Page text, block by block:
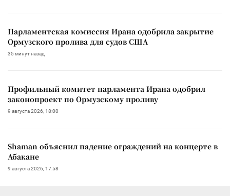
Парламентская комиссия Ирана одобрила закрытие
Ормузского пролива для судов США
35 минут назад
Профильный комитет парламента Ирана одобрил
законопроект по Ормузскому проливу
9 августа 2026, 18:00
Shaman объяснил падение ограждений на концерте в
Абакане
9 августа 2026, 17:58